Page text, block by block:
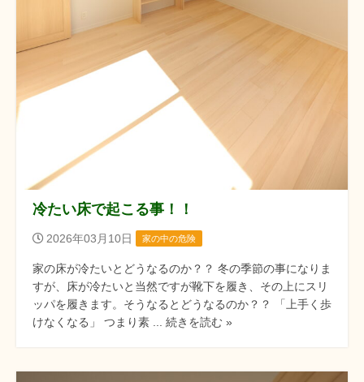
冷たい床で起こる事！！
2026年03月10日 家の中の危険
家の床が冷たいとどうなるのか？？ 冬の季節の事になりま
すが、床が冷たいと当然ですが靴下を履き、その上にスリ
ッパを履きます。そうなるとどうなるのか？？ 「上手く歩
けなくなる」 つまり素 ... 続きを読む »